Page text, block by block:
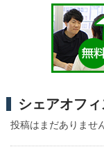
シェアオフ
投稿はまだありません